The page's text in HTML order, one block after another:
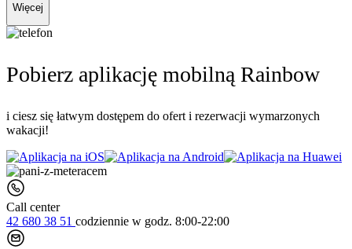
Więcej
Pobierz aplikację mobilną Rainbow
i ciesz się łatwym dostępem do ofert i rezerwacji wymarzonych
wakacji!
Call center
42 680 38 51 codziennie w godz. 8:00-22:00